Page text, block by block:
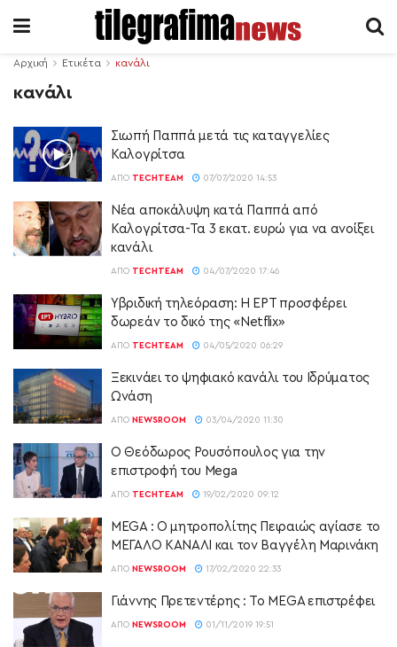
Αρχική Ετικέτα κανάλι
κανάλι
Σιωπή Παππά μετά τις καταγγελίες
Καλογρίτσα
ΑΠΌ TECHTEAM 07/07/2020 14:53
Νέα αποκάλυψη κατά Παππά από
Καλογρίτσα-Τα 3 εκατ. ευρώ για να ανοίξει
κανάλι
ΑΠΌ TECHTEAM 04/07/2020 17:46
Υβριδική τηλεόραση: Η ΕΡΤ προσφέρει
δωρεάν το δικό της «Netflix»
ΑΠΌ TECHTEAM 04/05/2020 06:29
Ξεκινάει το ψηφιακό κανάλι του Ιδρύματος
Ωνάση
ΑΠΌ NEWSROOM 03/04/2020 11:30
Ο Θεόδωρος Ρουσόπουλος για την
επιστροφή του Mega
ΑΠΌ TECHTEAM 19/02/2020 09:12
MEGA : Ο μητροπολίτης Πειραιώς αγίασε το
ΜΕΓΑΛΟ ΚΑΝΑΛΙ και τον Βαγγέλη Μαρινάκη
ΑΠΌ NEWSROOM 17/02/2020 22:33
Γιάννης Πρετεντέρης : Το MEGA επιστρέφει
ΑΠΌ NEWSROOM 01/11/2019 19:51